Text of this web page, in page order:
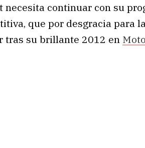
necesita continuar con su
que por desgracia para
tras su brillante 2012 en